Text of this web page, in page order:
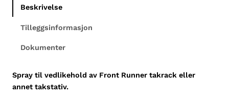
r
S
r
a
Beskrivelse
Tilleggsinformasjon
Dokumenter
Spray til vedlikehold av Front Runner takrack eller
annet takstativ.